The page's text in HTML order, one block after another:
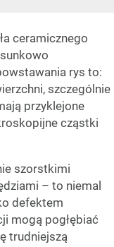
ceramicznego
rys to:
szczególnie
przyklejone
cząstki
szorstkimi
– to niemal
defektem
mogą pogłębiać
trudniejszą